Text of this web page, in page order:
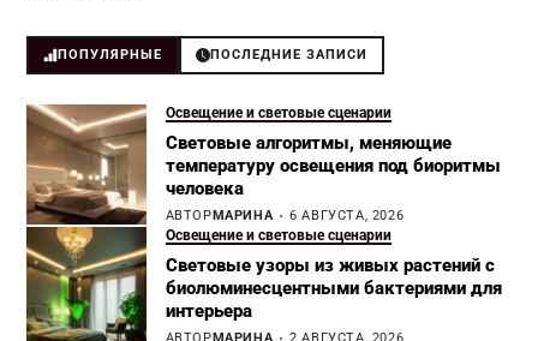
ПОПУЛЯРНЫЕ ПОСЛЕДНИЕ ЗАПИСИ
Освещение и световые сценарии
Световые алгоритмы, меняющие
температуру освещения под биоритмы
человека
АВТОР МАРИНА 6 АВГУСТА, 2026
Освещение и световые сценарии
Световые узоры из живых растений с
биолюминесцентными бактериями для
интерьера